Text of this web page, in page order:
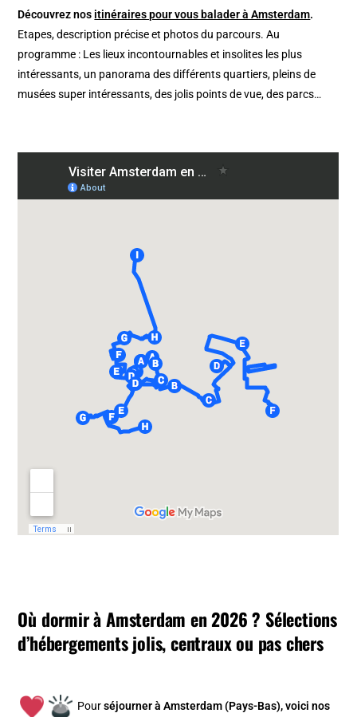
Découvrez nos itinéraires pour vous balader à Amsterdam.
Etapes, description précise et photos du parcours. Au
programme : Les lieux incontournables et insolites les plus
intéressants, un panorama des différents quartiers, pleins de
musées super intéressants, des jolis points de vue, des parcs…
Où dormir à Amsterdam en 2026 ? Sélections
d’hébergements jolis, centraux ou pas chers
Pourséjourner à Amsterdam (Pays-Bas), voici nos